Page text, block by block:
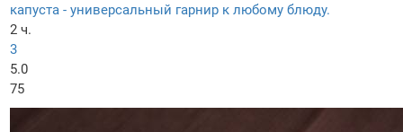
капуста - универсальный гарнир к любому блюду.
2 ч.
3
5.0
75